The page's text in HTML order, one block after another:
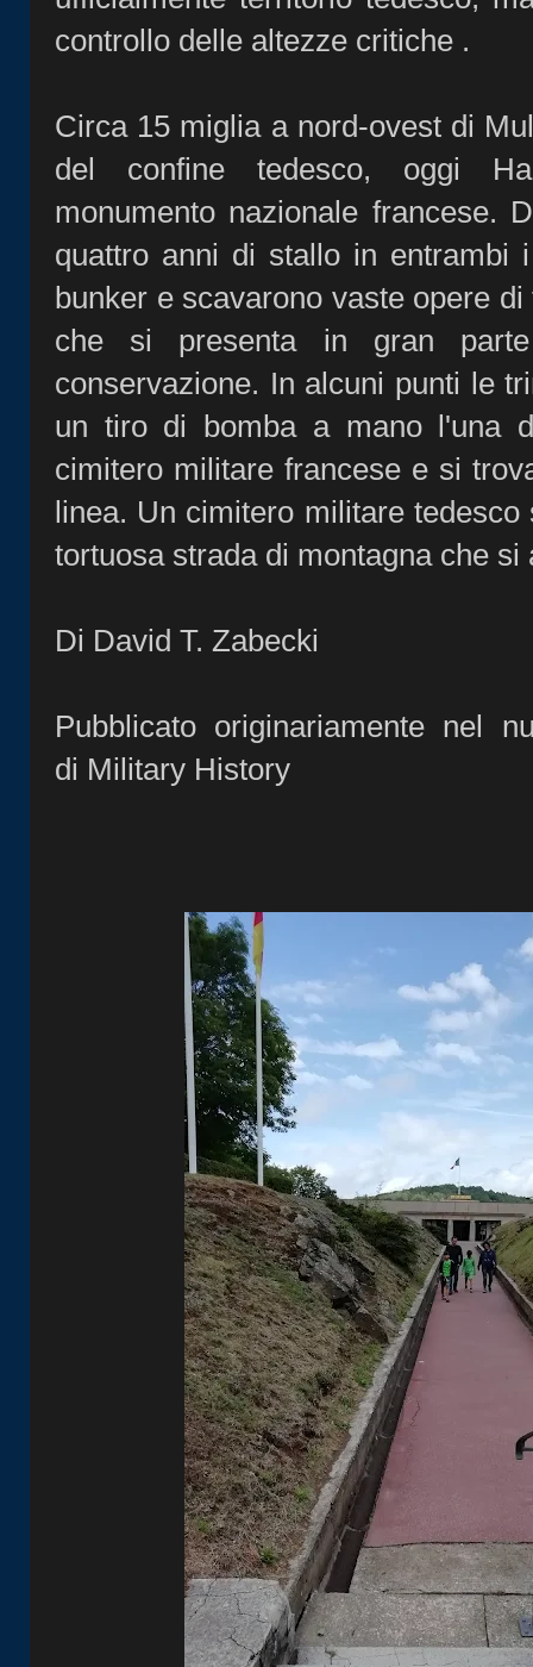
controllo delle altezze critiche .
Circa 15 miglia a nord-ovest di
del confine tedesco, oggi
monumento nazionale francese.
quattro anni di stallo in entrambi
bunker e scavarono vaste opere
che si presenta in gran
conservazione. In alcuni punti le
un tiro di bomba a mano l'una
cimitero militare francese e si
linea. Un cimitero militare
tortuosa strada di montagna che
Di David T. Zabecki
Pubblicato originariamente nel
di Military History